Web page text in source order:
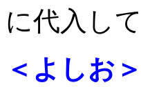
に代入し
＜よしお＞